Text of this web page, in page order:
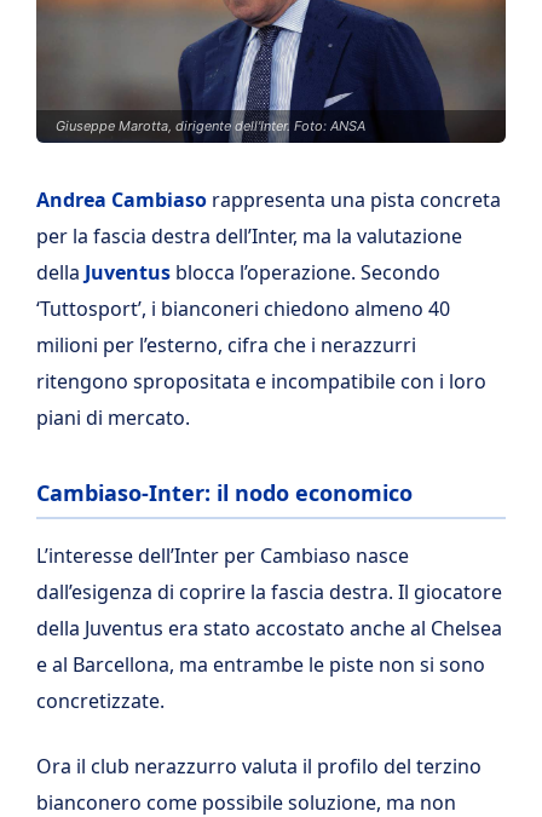
Giuseppe Marotta, dirigente dell'Inter. Foto: ANSA
Andrea Cambiaso rappresenta una pista concreta
per la fascia destra dell’Inter, ma la valutazione
della Juventus blocca l’operazione. Secondo
‘Tuttosport’, i bianconeri chiedono almeno 40
milioni per l’esterno, cifra che i nerazzurri
ritengono spropositata e incompatibile con i loro
piani di mercato.
Cambiaso-Inter: il nodo economico
L’interesse dell’Inter per Cambiaso nasce
dall’esigenza di coprire la fascia destra. Il giocatore
della Juventus era stato accostato anche al Chelsea
e al Barcellona, ma entrambe le piste non si sono
concretizzate.
Ora il club nerazzurro valuta il profilo del terzino
bianconero come possibile soluzione, ma non